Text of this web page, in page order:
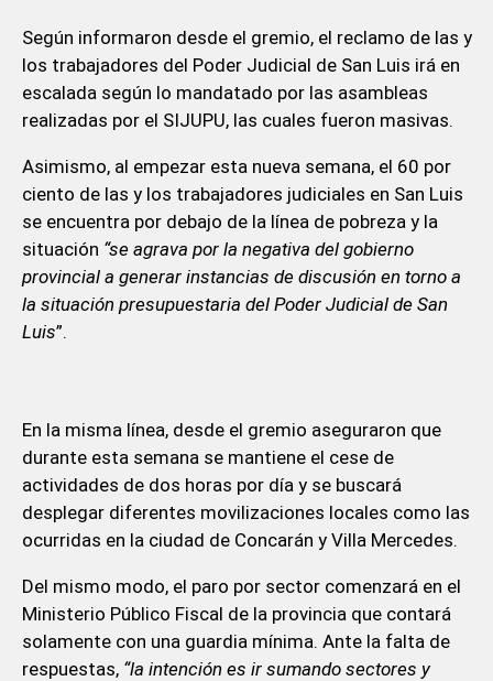
Según informaron desde el gremio, el reclamo de las y
los trabajadores del Poder Judicial de San Luis irá en
escalada según lo mandatado por las asambleas
realizadas por el SIJUPU, las cuales fueron masivas.
Asimismo, al empezar esta nueva semana, el 60 por
ciento de las y los trabajadores judiciales en San Luis
se encuentra por debajo de la línea de pobreza y la
situación “se agrava por la negativa del gobierno
provincial a generar instancias de discusión en torno a
la situación presupuestaria del Poder Judicial de San
Luis”.
En la misma línea, desde el gremio aseguraron que
durante esta semana se mantiene el cese de
actividades de dos horas por día y se buscará
desplegar diferentes movilizaciones locales como las
ocurridas en la ciudad de Concarán y Villa Mercedes.
Del mismo modo, el paro por sector comenzará en el
Ministerio Público Fiscal de la provincia que contará
solamente con una guardia mínima. Ante la falta de
respuestas, “la intención es ir sumando sectores y